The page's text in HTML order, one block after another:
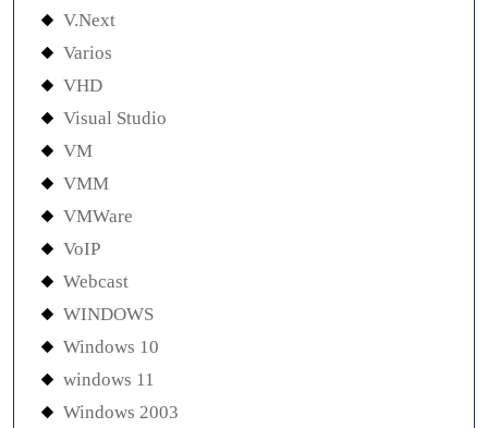
V.Next
Varios
VHD
Visual Studio
VM
VMM
VMWare
VoIP
Webcast
WINDOWS
Windows 10
windows 11
Windows 2003